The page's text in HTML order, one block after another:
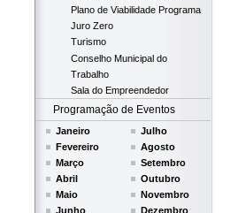
Plano de Viabilidade Programa
Juro Zero
Turismo
Conselho Municipal do
Trabalho
Sala do Empreendedor
Programação de Eventos
Janeiro
Fevereiro
Março
Abril
Maio
Junho
Julho
Agosto
Setembro
Outubro
Novembro
Dezembro